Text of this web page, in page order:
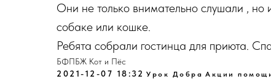
Они не только внимательно слушали ,
собаке или кошке.
Ребята собрали гостинца для приюта.
БФПБЖ Кот и Пёс
2021-12-07 18:32 Урок Добра Акции